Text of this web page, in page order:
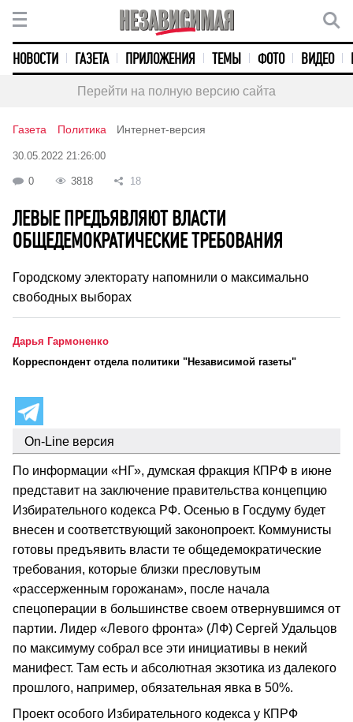
НОВОСТИ ГАЗЕТА ПРИЛОЖЕНИЯ ТЕМЫ ФОТО ВИДЕО
Перейти на полную версию сайта
Газета Политика Интернет-версия
30.05.2022 21:26:00
0 3818 18
ЛЕВЫЕ ПРЕДЪЯВЛЯЮТ ВЛАСТИ
ОБЩЕДЕМОКРАТИЧЕСКИЕ ТРЕБОВАНИЯ
Городскому электорату напомнили о максимально
свободных выборах
Дарья Гармоненко
Корреспондент отдела политики "Независимой газеты"
On-Line версия
По информации «НГ», думская фракция КПРФ в июне
представит на заключение правительства концепцию
Избирательного кодекса РФ. Осенью в Госдуму будет
внесен и соответствующий законопроект. Коммунисты
готовы предъявить власти те общедемократические
требования, которые близки пресловутым
«рассерженным горожанам», после начала
спецоперации в большинстве своем отвернувшимся от
партии. Лидер «Левого фронта» (ЛФ) Сергей Удальцов
по максимуму собрал все эти инициативы в некий
манифест. Там есть и абсолютная экзотика из далекого
прошлого, например, обязательная явка в 50%.
Проект особого Избирательного кодекса у КПРФ